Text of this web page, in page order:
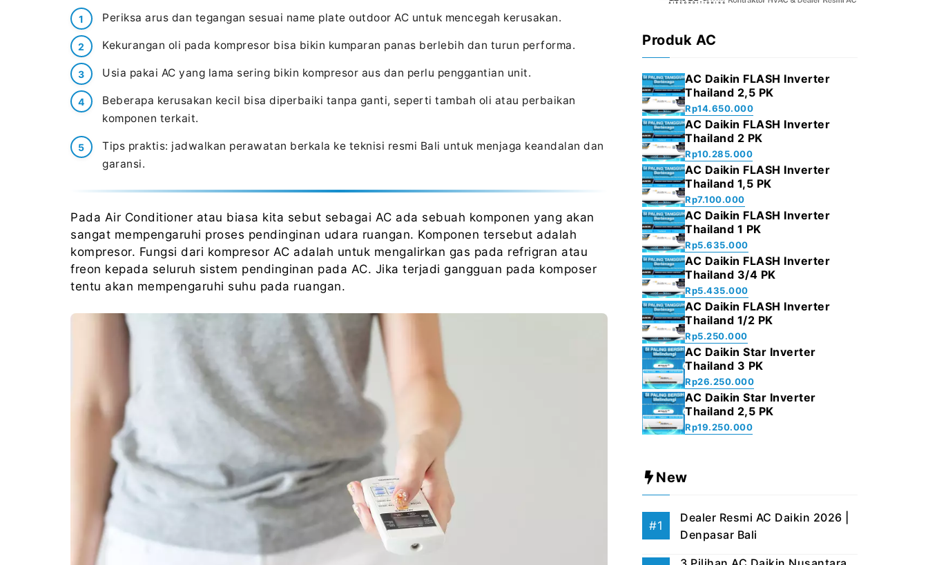
Periksa arus dan tegangan sesuai name plate outdoor AC untuk mencegah kerusakan.
Kekurangan oli pada kompresor bisa bikin kumparan panas berlebih dan turun performa.
Usia pakai AC yang lama sering bikin kompresor aus dan perlu penggantian unit.
Beberapa kerusakan kecil bisa diperbaiki tanpa ganti, seperti tambah oli atau perbaikan
komponen terkait.
Tips praktis: jadwalkan perawatan berkala ke teknisi resmi Bali untuk menjaga keandalan dan
garansi.
Pada Air Conditioner atau biasa kita sebut sebagai AC ada sebuah komponen yang akan
sangat mempengaruhi proses pendinginan udara ruangan. Komponen tersebut adalah
kompresor. Fungsi dari kompresor AC adalah untuk mengalirkan gas pada refrigran atau
freon kepada seluruh sistem pendinginan pada AC. Jika terjadi gangguan pada komposer
tentu akan mempengaruhi suhu pada ruangan.
Produk AC
AC Daikin FLASH Inverter
Thailand 2,5 PK
Rp14.650.000
AC Daikin FLASH Inverter
Thailand 2 PK
Rp10.285.000
AC Daikin FLASH Inverter
Thailand 1,5 PK
Rp7.100.000
AC Daikin FLASH Inverter
Thailand 1 PK
Rp5.635.000
AC Daikin FLASH Inverter
Thailand 3/4 PK
Rp5.435.000
AC Daikin FLASH Inverter
Thailand 1/2 PK
Rp5.250.000
AC Daikin Star Inverter
Thailand 3 PK
Rp26.250.000
AC Daikin Star Inverter
Thailand 2,5 PK
Rp19.250.000
New
Dealer Resmi AC Daikin 2026 |
Denpasar Bali